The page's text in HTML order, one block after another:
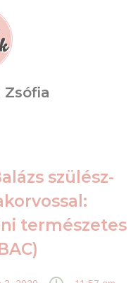
Zsófia
szülész-
természetes